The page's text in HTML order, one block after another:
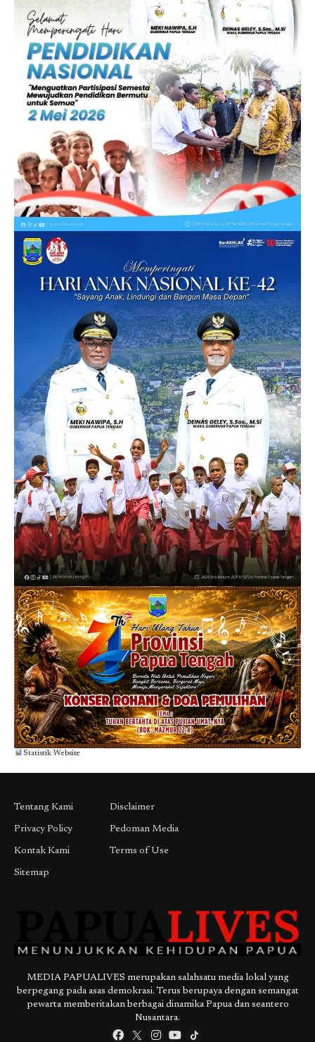
Statistik Website
Tentang Kami
Privacy Policy
Kontak Kami
Sitemap
Disclaimer
Pedoman Media
Terms of Use
MEDIA PAPUALIVES merupakan salahsatu media lokal yang
berpegang pada asas demokrasi. Terus berupaya dengan semangat
pewarta memberitakan berbagai dinamika Papua dan seantero
Nusantara.